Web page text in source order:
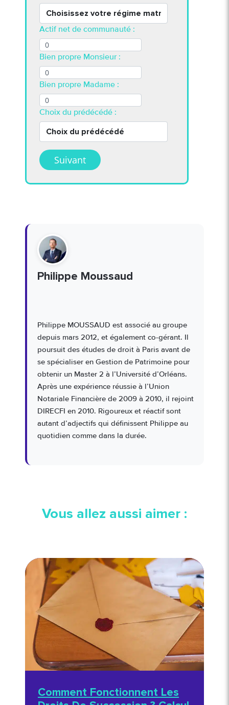
Actif net de communauté :
Bien propre Monsieur :
Bien propre Madame :
Choix du prédécédé :
Suivant
Philippe Moussaud
Philippe MOUSSAUD est associé au groupe
depuis mars 2012, et également co-gérant. Il
poursuit des études de droit à Paris avant de
se spécialiser en Gestion de Patrimoine pour
obtenir un Master 2 à l’Université d’Orléans.
Après une expérience réussie à l’Union
Notariale Financière de 2009 à 2010, il rejoint
DIRECFI en 2010. Rigoureux et réactif sont
autant d’adjectifs qui définissent Philippe au
quotidien comme dans la durée.
Vous allez aussi aimer :
Comment Fonctionnent Les